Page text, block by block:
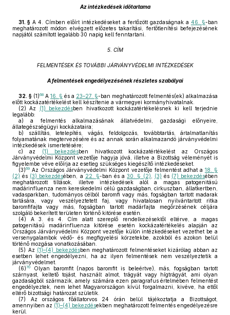
Az intézkedések időtartama
31. § A 4. Címben előírt intézkedéseket a fertőzött gazdaságnak a 46. §-ban
meghatározott módon elvégzett előzetes takarítási, fertőtlenítési befejezésének
napjától számított legalább 30 napig kell fenntartani.
5. CÍM
FELMENTÉSEK ÉS TOVÁBBI JÁRVÁNYVÉDELMI INTÉZKEDÉSEK
A felmentések engedélyezésének részletes szabályai
32. § (1)68 A 16. § és a 23–27. §-ban meghatározott felmentés(ek) alkalmazása
előtt kockázatértékelést kell készítenie a vármegyei kormányhivatalnak.
(2) Az (1) bekezdésben hivatkozott kockázatértékelésnek ki kell terjednie
legalább:
a) a felmentés alkalmazásának állatvédelmi, gazdasági előnyeire,
állategészségügyi kockázataira;
b) szállítás, letelepítés, vágás, feldolgozás, továbbtartás, ártalmatlanítás
folyamatának megtervezésére és az annak során alkalmazandó járványvédelmi
intézkedések ismertetésére;
c) az (1) bekezdésben hivatkozott kockázatértékelést az Országos
Járványvédelmi Központ vezetője hagyja jóvá, illetve a Bizottság véleményét is
figyelembe véve előírja az esetleg szükséges kiegészítő intézkedéseket.
(3)69 Az Országos Járványvédelmi Központ vezetője felmentést adhat a 18. §
(2) és (3) bekezdésében, a 22. §-ban és a30. § (2) (3) és (7) bekezdésében
meghatározott tiltások, illetve intézkedések alól a magas patogenitású
madárinfluenza nem kereskedelmi célú gazdaságban, cirkuszban, állatkertben,
vadasparkban, tudományos célból baromfi vagy más, fogságban tartott madarak
tartására, vagy veszélyeztetett faj, vagy hivatalosan nyilvántartott ritka
baromfifajta vagy más, fogságban tartott madárfajta megőrzésének céljára
szolgáló bekerített területen történő kitörése esetén.
(4) A 3. és 4. Cím alatt szereplő rendelkezésektől eltérve, a magas
patogenitású madárinfluenza kitörése esetén kockázatértékelés alapján az
Országos Járványvédelmi Központ vezetője külön intézkedéseket vezethet be a
versenygalambok védő- és megfigyelési körzetekbe, azokból és azokon belül
történő mozgása vonatkozásában.
(5) Az (1)–(4) bekezdésben meghatározott felmentéseket kizárólag abban az
esetben lehet engedélyezni, ha az ilyen felmentések nem veszélyeztetik a
járványvédelmet.
(6)70
Olyan baromfit (napos baromfit is beleértve), más, fogságban tartott
szárnyast, keltető tojást, használt almot, trágyát vagy hígtrágyát, ami olyan
gazdaságból származik, amely számára ezen paragrafus értelmében felmentést
engedélyeztek, nem lehet Magyarországon kívül forgalmazni, kivéve, ha ettől
eltérő bizottsági határozat születik.
(7) Az országos főállatorvos 24 órán belül tájékoztatja a Bizottságot,
amennyiben az (1)–(4) bekezdésekben meghatározott felmentés engedélyezésre
kerül.